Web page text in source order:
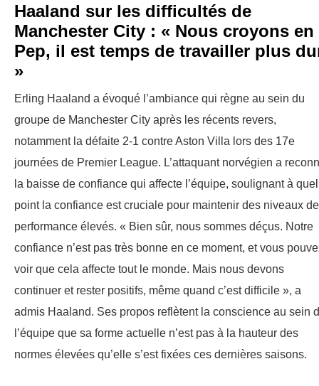
Haaland sur les difficultés de
Manchester City : « Nous croyons en
Pep, il est temps de travailler plus
»
Erling Haaland a évoqué l’ambiance qui règne au sein du
groupe de Manchester City après les récents revers,
notamment la défaite 2-1 contre Aston Villa lors des 17e
journées de Premier League. L’attaquant norvégien a
la baisse de confiance qui affecte l’équipe, soulignant à quel
point la confiance est cruciale pour maintenir des niveaux de
performance élevés. « Bien sûr, nous sommes déçus. Notre
confiance n’est pas très bonne en ce moment, et vous
voir que cela affecte tout le monde. Mais nous devons
continuer et rester positifs, même quand c’est difficile », a
admis Haaland. Ses propos reflètent la conscience au sein
l’équipe que sa forme actuelle n’est pas à la hauteur des
normes élevées qu’elle s’est fixées ces dernières saisons.